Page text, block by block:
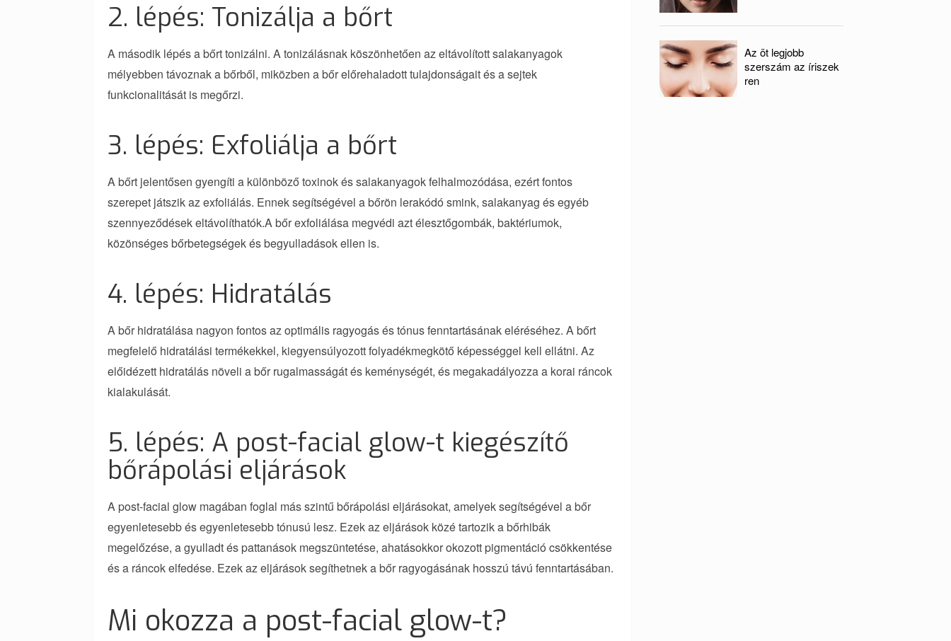
2. lépés: Tonizálja a bőrt
A második lépés a bőrt tonizálni. A tonizálásnak köszönhetően az eltávolított salakanyagok
mélyebben távoznak a bőrből, miközben a bőr előrehaladott tulajdonságait és a sejtek
funkcionalitását is megőrzi.
3. lépés: Exfoliálja a bőrt
A bőrt jelentősen gyengíti a különböző toxinok és salakanyagok felhalmozódása, ezért fontos
szerepet játszik az exfoliálás. Ennek segítségével a bőrön lerakódó smink, salakanyag és egyéb
szennyeződések eltávolíthatók.A bőr exfoliálása megvédi azt élesztőgombák, baktériumok,
közönséges bőrbetegségek és begyulladások ellen is.
4. lépés: Hidratálás
A bőr hidratálása nagyon fontos az optimális ragyogás és tónus fenntartásának eléréséhez. A bőrt
megfelelő hidratálási termékekkel, kiegyensúlyozott folyadékmegkötő képességgel kell ellátni. Az
előidézett hidratálás növeli a bőr rugalmasságát és keménységét, és megakadályozza a korai ráncok
kialakulását.
5. lépés: A post-facial glow-t kiegészítő
bőrápolási eljárások
A post-facial glow magában foglal más szintű bőrápolási eljárásokat, amelyek segítségével a bőr
egyenletesebb és egyenletesebb tónusú lesz. Ezek az eljárások közé tartozik a bőrhibák
megelőzése, a gyulladt és pattanások megszüntetése, ahatásokkor okozott pigmentáció csökkentése
és a ráncok elfedése. Ezek az eljárások segíthetnek a bőr ragyogásának hosszú távú fenntartásában.
Mi okozza a post-facial glow-t?
Az öt legjobb
szerszám az íriszek
ren